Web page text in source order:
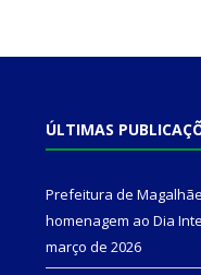
ÚLTIMAS
Prefeitura de
homenagem ao Dia
março de 2026